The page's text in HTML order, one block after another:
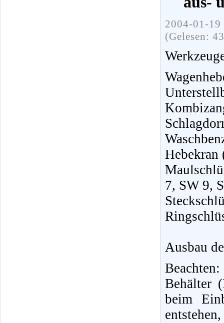
2004-01-
(Gelesen:
Hebekran
7, SW 9,
Ausbau
Behälter
beim
entstehen,